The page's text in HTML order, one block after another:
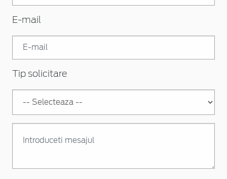
E-mail
Tip solicitare